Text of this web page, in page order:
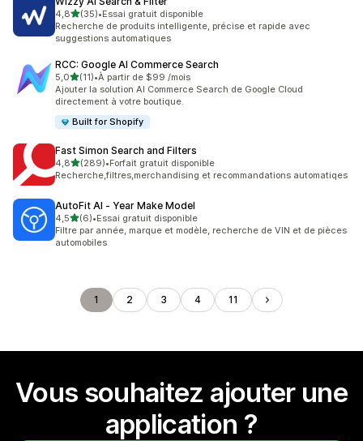
4,8étoile(s) sur 5
(35)
35 avis au total
•Essai gratuit disponible
Recherche de produits intelligente, précise et rapide avec
suggestions automatiques
RCC: Google AI Commerce Search
5,0étoile(s) sur 5
(11)
11 avis au total
•À partir de $99 /mois
Ajouter la solution AI Commerce Search de Google Cloud
directement à votre boutique.
Built for Shopify
Fast Simon Search and Filters
4,8étoile(s) sur 5
(289)
289 avis au total
•Forfait gratuit disponible
Recherche,filtres,merchandising et recommandations automatiqes
AutoFit AI ‑ Year Make Model
4,5étoile(s) sur 5
(6)
6 avis au total
•Essai gratuit disponible
Filtre par année, marque et modèle, recherche de VIN et de pièces
automobiles
1 2 3 4 11
Vous souhaitez ajouter une
application ?